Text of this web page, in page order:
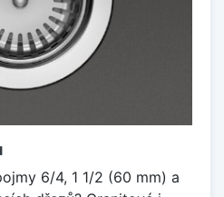
6/4, 1 1/2 (60 mm) a